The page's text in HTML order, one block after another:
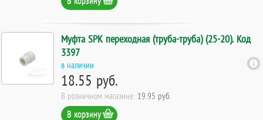
Муфта SPK переходная (труба-труба) (25-20). Код
3397
в наличии
18.55 руб.
В розничном магазине: 19.95 руб.
В корзину